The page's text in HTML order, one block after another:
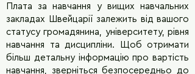
Плата за навчання у вищих навчальних
закладах Швейцарії залежить від вашого
статусу громадянина, університету, рівня
навчання та дисципліни. Щоб отримати
більш детальну інформацію про вартість
навчання, зверніться безпосередньо до